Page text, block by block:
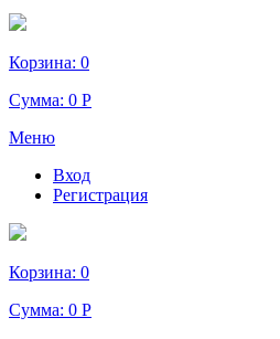
Корзина: 0
Сумма: 0 Р
Меню
Вход
Регистрация
Корзина: 0
Сумма: 0 Р